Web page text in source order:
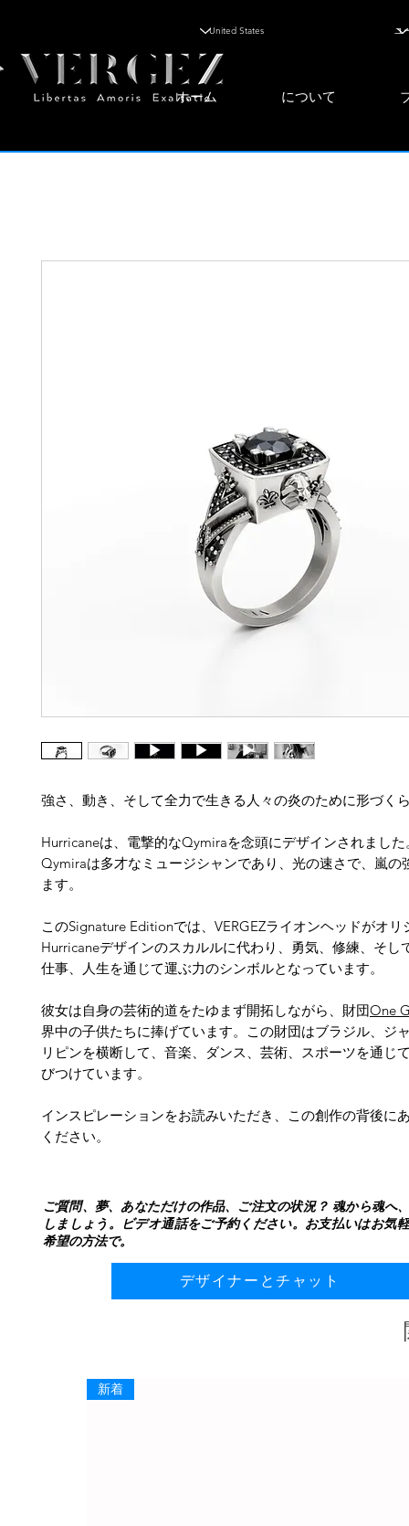
ホーム について
強さ、動き、そして全力で生きる人々の炎のために形づく
Hurricaneは、電撃的なQymiraを念頭にデザインされました
Qymiraは多才なミュージシャンであり、光の速さで、嵐の
ます。
このSignature Editionでは、VERGEZライオンヘッドがオリ
Hurricaneデザインのスカルルに代わり、勇気、修練、そし
仕事、人生を通じて運ぶ力のシンボルとなっています。
彼女は自身の芸術的道をたゆまず開拓しながら、財団One
界中の子供たちに捧げています。この財団はブラジル、ジ
リピンを横断して、音楽、ダンス、芸術、スポーツを通じ
びつけています。
インスピレーションをお読みいただき、この創作の背後に
ください。
ご質問、夢、あなただけの作品、ご注文の状況？ 魂から魂へ
しましょう。ビデオ通話をご予約ください。お支払いはお気
希望の方法で。
デザイナーとチャット
新着